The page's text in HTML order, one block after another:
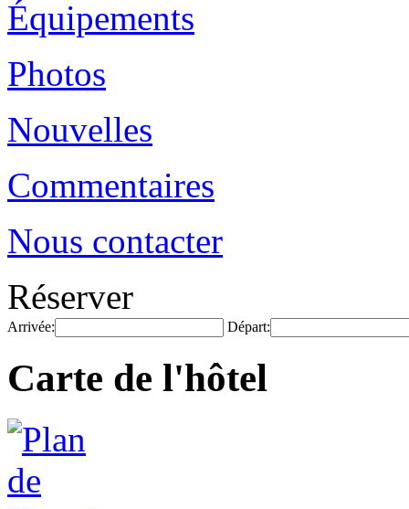
Équipements
Photos
Nouvelles
Commentaires
Nous contacter
Réserver
Arrivée: Départ:
Carte de l'hôtel